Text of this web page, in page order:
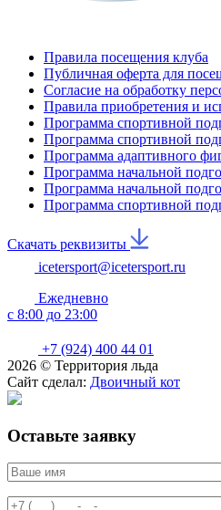
Правила посещения клуба
Публичная оферта для
Согласие на обработку
Правила приобретения и
Программа спортивной
Программа спортивной
Программа адаптивного
Программа начальной
Программа начальной
Программа спортивной
Скачать реквизиты
icetersport@icetersport.ru
Ежедневно
c 8:00 до 23:00
+7 (924) 400 44 01
2026 © Территория льда
Сайт сделал: Двоичный кот
Оставьте заявку